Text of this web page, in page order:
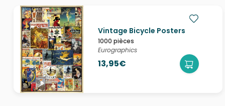
Vintage Bicycle Posters
1000 pièces
Eurographics
13,95€